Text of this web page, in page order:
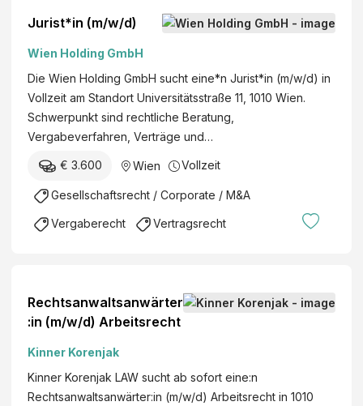
Jurist*in (m/w/d)
Wien Holding GmbH
Die Wien Holding GmbH sucht eine*n Jurist*in (m/w/d) in
Vollzeit am Standort Universitätsstraße 11, 1010 Wien.
Schwerpunkt sind rechtliche Beratung,
Vergabeverfahren, Verträge und…
€ 3.600 Wien Vollzeit
Gesellschaftsrecht / Corporate / M&A
Vergaberecht Vertragsrecht
Rechtsanwaltsanwärter
:in (m/w/d) Arbeitsrecht
Kinner Korenjak
Kinner Korenjak LAW sucht ab sofort eine:n
Rechtsanwaltsanwärter:in (m/w/d) Arbeitsrecht in 1010